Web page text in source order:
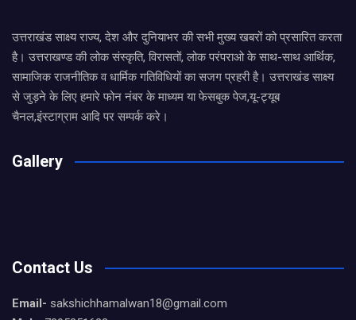
उत्तराखंड साक्ष्य राज्य, देश और दुनियाभर की सभी मुख्य खबरों को प्रसारित करता
है। उत्तराखण्ड की लोक संस्कृति, विरासतों, लोक परंपराओ के साथ-साथ आर्थिक,
सामाजिक राजनीतिक व धार्मिक गतिविधियों का सजग प्रहरी है। उत्तराखंड साक्ष्य
से जुड़ने के लिए हमारे फोन नंबर के माध्यम या फेसबुक पेज,यू-ट्यूब
चैनल,इंस्टाग्राम आदि पर सम्पर्क करे।
Gallery
Contact Us
Email- sakshichhamalwan18@gmail.com